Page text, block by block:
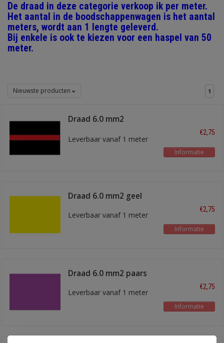
De draad in deze categorie verkoop ik per meter.
Het aantal in de boodschappenwagen is het aantal
meters, wordt aan 1 lengte geleverd.
Bij enkele is ook te kiezen voor een haspel van 50
meter.
Nieuwste producten 1
Draad 6.0 mm2
Leverbaar vanaf 1 meter
€2,75
Informatie
Draad 6.0 mm2 geel
Leverbaar vanaf 1 meter
€2,75
Informatie
Draad 6.0 mm2 paars
Leverbaar vanaf 1 meter
€2,75
Informatie